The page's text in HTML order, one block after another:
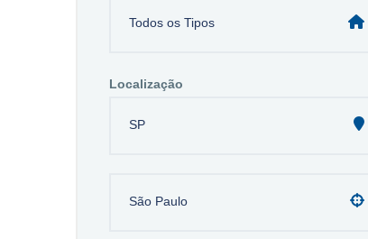
Todos os Tipos
Localização
SP
São Paulo